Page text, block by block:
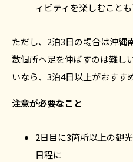
ィビティを楽しむこと
ただし、2泊3日の場合は沖縄
数個所へ足を伸ばすのは難し
いなら、3泊4日以上がおすす
注意が必要なこと
2日目に3箇所以上の観
日程に